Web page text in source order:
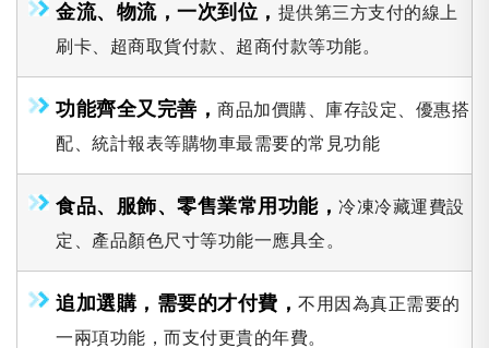
金流、物流，一次到位， 提供第三方支付的線上
刷卡、超商取貨付款、超商付款等功能。
功能齊全又完善， 商品加價購、庫存設定、優惠搭
配、統計報表等購物車最需要的常見功能
食品、服飾、零售業常用功能， 冷凍冷藏運費設
定、產品顏色尺寸等功能一應具全。
追加選購，需要的才付費， 不用因為真正需要的
一兩項功能，而支付更貴的年費。